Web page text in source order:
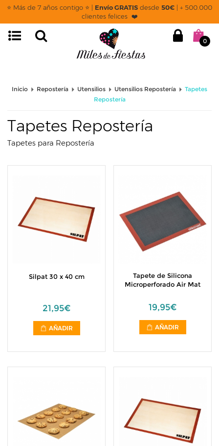
⭐ Más de 7 años contigo ⭐ | Envío GRATIS desde 50€ | + 500.000
clientes felices ❤️
0
page: listado
Inicio Repostería Utensilios Utensilios Repostería
Tapetes
Repostería
Tapetes Repostería
Tapetes para Repostería
Silpat 30 x 40 cm
21,95€
AÑADIR
Tapete de Silicona
Microperforado Air Mat
19,95€
AÑADIR